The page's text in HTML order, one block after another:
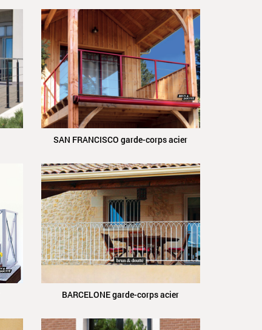
SAN FRANCISCO garde-corps acier
BARCELONE garde-corps acier